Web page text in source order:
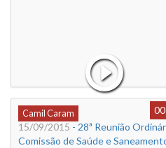
Camil Caram
15/09/2015 - 28ª Reunião
Comissão de Saúde e